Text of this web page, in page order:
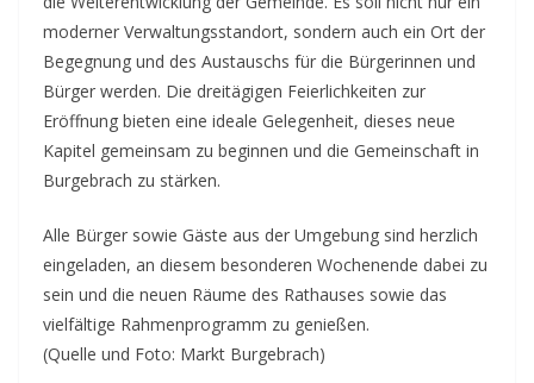
moderner Verwaltungsstandort, sondern auch ein Ort der
Begegnung und des Austauschs für die Bürgerinnen und
Bürger werden. Die dreitägigen Feierlichkeiten zur
Eröffnung bieten eine ideale Gelegenheit, dieses neue
Kapitel gemeinsam zu beginnen und die Gemeinschaft in
Burgebrach zu stärken.
Alle Bürger sowie Gäste aus der Umgebung sind herzlich
eingeladen, an diesem besonderen Wochenende dabei zu
sein und die neuen Räume des Rathauses sowie das
vielfältige Rahmenprogramm zu genießen.
(Quelle und Foto: Markt Burgebrach)